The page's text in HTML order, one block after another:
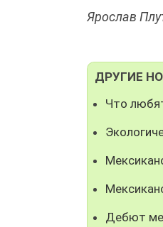
Ярослав
ДРУГИЕ
Что
Дебют